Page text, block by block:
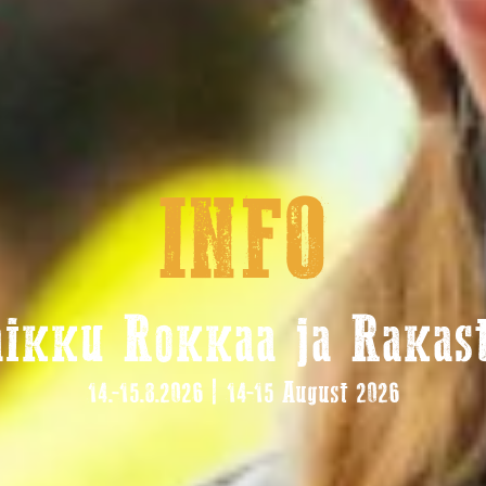
INFO
Rokkaa ja
14.-15.8.2026 | 14-15 August 2026